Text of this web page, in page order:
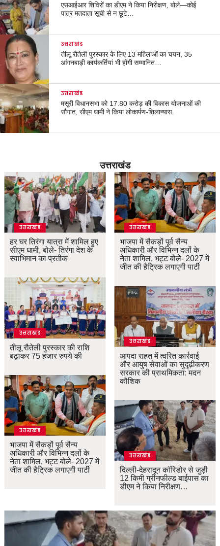
एसआईआर शिविरों का डीएम ने किया निरीक्षण, बोले—कोई
पात्र मतदाता सूची से न छूटे…
उत्तराखंड
तीलू रौतेली पुरस्कार के लिए 13 महिलाओं का चयन, 35
आंगनबाड़ी कार्यकर्तियां भी होंगी सम्मानित…
उत्तराखंड
मसूरी विधानसभा को 17.80 करोड़ की विकास योजनाओं की
सौगात, सीएम धामी ने किया लोकार्पण-शिलान्यास.
उत्तराखंड
उत्तराखंड
हर घर तिरंगा यात्रा में शामिल हुए
सीएम धामी, बोले- तिरंगा देश के
स्वाभिमान का प्रतीक
उत्तराखंड
तीलू रौतेली पुरस्कार की राशि
बढ़ाकर 75 हजार रुपये की
उत्तराखंड
भाजपा में सैकड़ों पूर्व सैन्य
अधिकारी और विभिन्न दलों के
नेता शामिल, भट्ट बोले- 2027 में
जीत की हैट्रिक लगाएगी पार्टी
उत्तराखंड
भाजपा में सैकड़ों पूर्व सैन्य
अधिकारी और विभिन्न दलों के
नेता शामिल, भट्ट बोले- 2027 में
जीत की हैट्रिक लगाएगी पार्टी
उत्तराखंड
आपदा राहत में त्वरित कार्रवाई
और आयुष सेवाओं का सुदृढ़ीकरण
सरकार की प्राथमिकता: मदन
कौशिक
उत्तराखंड
दिल्ली-देहरादून कॉरिडोर से जुड़ी
12 किमी ग्रीनफील्ड बाईपास का
डीएम ने किया निरीक्षण…